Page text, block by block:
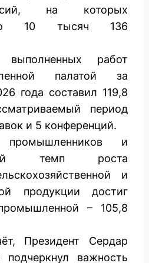
на которых
10 тысяч 136
работ
палатой за
года составил 119,8
период
и 5 конференций.
и
темп роста
и
продукции достиг
– 105,8
Президент Сердар
важность